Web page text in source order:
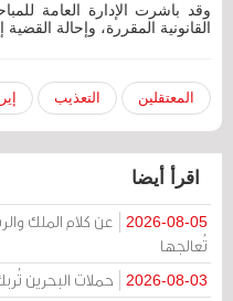
وقد باشرت الإدارة العامة
القانونية المقررة، وإحالة القضية
المعتقلين التعذيب
اقرأ أيضا
2026-08-05
عن كلام الملك
تُعالجها
2026-08-03 حملات البحرين